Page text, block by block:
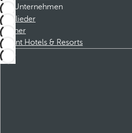
Unternehmen
Mitglieder
Partner
Dorint Hotels & Resorts